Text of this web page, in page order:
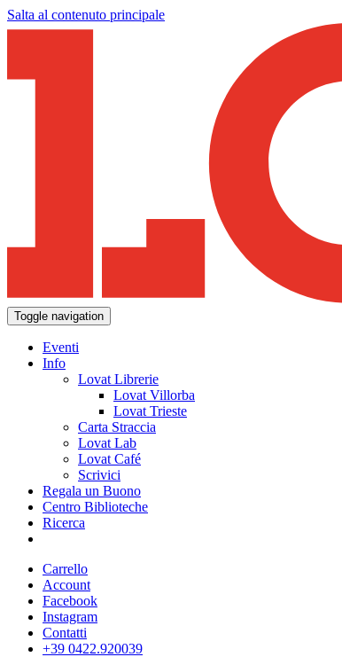
Salta al contenuto principale
Toggle navigation
Eventi
Info
Lovat Librerie
Lovat Villorba
Lovat Trieste
Carta Straccia
Lovat Lab
Lovat Café
Scrivici
Regala un Buono
Centro Biblioteche
Ricerca
Carrello
Account
Facebook
Instagram
Contatti
+39 0422.920039